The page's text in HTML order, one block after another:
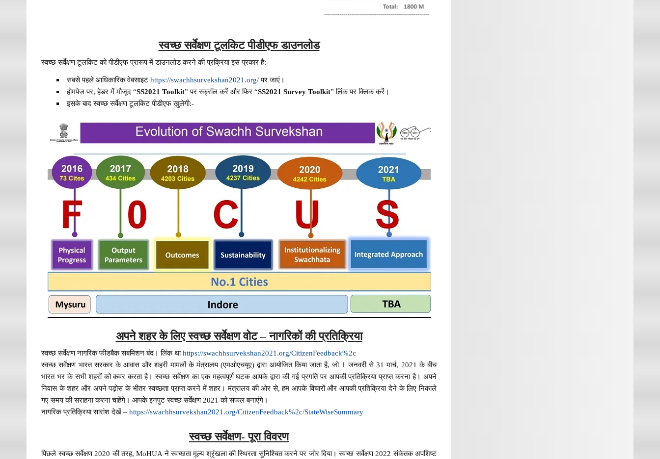
स्वच्छ सर्वेक्षण टूलकिट पीडीएफ डाउनलोड
स्वच्छ सर्वेक्षण टूलकिट को पीडीएफ प्रारूप में डाउनलोड करने की प्रक्रिया इस प्रकार है:-
सबसे पहले आधिकारिक वेबसाइट https://swachhsurvekshan2021.org/पर जाएं।
होमपेज पर, हेडर में मौजूद “SS2021 Toolkit” पर स्क्रॉल करें और फिर “SS2021 Survey Toolkit” लिंक पर क्लिक करें।
इसके बाद स्वच्छ सर्वेक्षण टूलकिट पीडीएफ खुलेगी:-
अपने शहर के लिए स्वच्छ सर्वेक्षण वोट – नागरिकों की प्रतिक्रिया
स्वच्छ सर्वेक्षण नागरिक फीडबैक सबमिशन बंद। लिंक थाhttps://swachhsurvekshan2021.org/CitizenFeedback%2c
स्वच्छ सर्वेक्षण भारत सरकार के आवास और शहरी मामलों के मंत्रालय (एमओएचयूए) द्वारा आयोजित किया जाता है, जो 1 जनवरी से 31 मार्च, 2021 के बीच
भारत भर के सभी शहरों को कवर करता है। स्वच्छ सर्वेक्षण का एक महत्वपूर्ण घटक आपके द्वारा की गई प्रगति पर आपकी प्रतिक्रिया प्राप्त करना है। अपने
निवास के शहर और अपने पड़ोस के भीतर स्वच्छता प्राप्त करने में शहर। मंत्रालय की ओर से, हम आपके विचारों और आपकी प्रतिक्रिया देने के लिए निकाले
गए समय की सराहना करना चाहेंगे। आपके इनपुट स्वच्छ सर्वेक्षण 2021 को सफल बनाएंगे।
नागरिक प्रतिक्रिया सारांश देखें –https://swachhsurvekshan2021.org/CitizenFeedback%2c/StateWiseSummary
स्वच्छ सर्वेक्षण- पूरा विवरण
पिछले स्वच्छ सर्वेक्षण 2020 की तरह, MoHUA ने स्वच्छता मूल्य श्रृंखला की स्थिरता सुनिश्चित करने पर जोर दिया। स्वच्छ सर्वेक्षण 2022 संकेतक अपशिष्ट